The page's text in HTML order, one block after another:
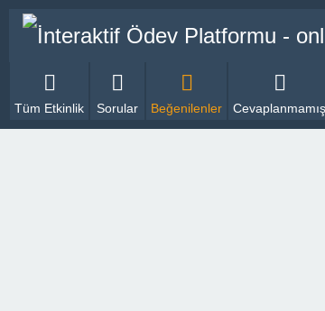
Tüm Etkinlik Sorular Beğenilenler Cevaplanmamış